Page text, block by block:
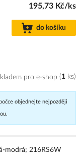
195,73 Kč/ks
do košíku
pro e-shop 1 ks
objednejte nejpozději
modrá; 216RS6W